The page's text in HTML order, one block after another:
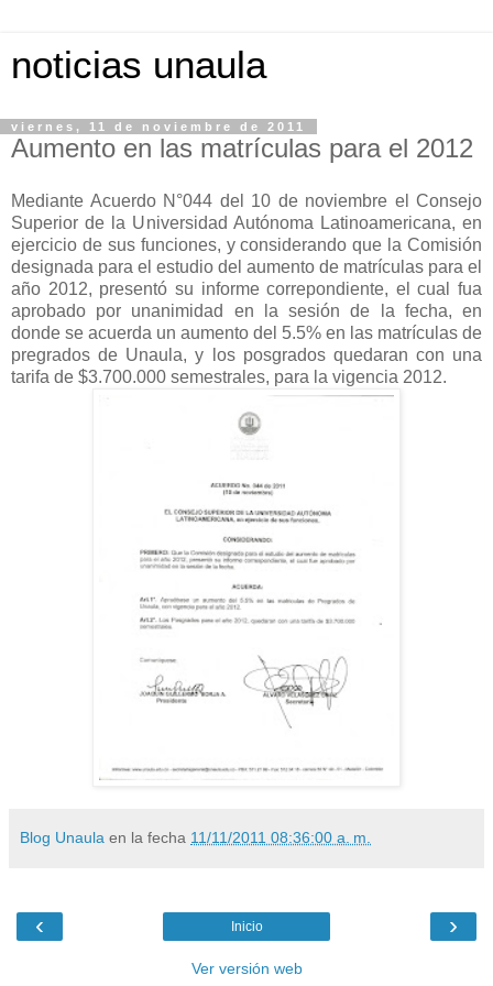
noticias unaula
viernes, 11 de noviembre de 2011
Aumento en las matrículas para el 2012
Mediante Acuerdo N°044 del 10 de noviembre el Consejo
Superior de la Universidad Autónoma Latinoamericana, en
ejercicio de sus funciones, y considerando que la Comisión
designada para el estudio del aumento de matrículas para el
año 2012, presentó su informe correpondiente, el cual fua
aprobado por unanimidad en la sesión de la fecha, en
donde se acuerda un aumento del 5.5% en las matrículas de
pregrados de Unaula, y los posgrados quedaran con una
tarifa de $3.700.000 semestrales, para la vigencia 2012.
Blog Unaula en la fecha 11/11/2011 08:36:00 a. m.
‹ ›
Inicio
Ver versión web